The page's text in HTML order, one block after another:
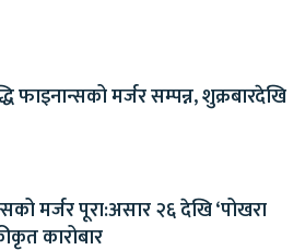
फाइनान्सको मर्जर सम्पन्न, शुक्रबारदेखि
मर्जर पूरा:असार २६ देखि ‘पोखरा
कारोबार